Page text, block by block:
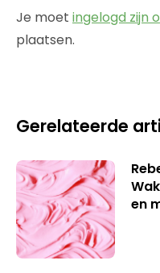
Je moet ingelogd zijn
plaatsen.
Gerelateerde
en